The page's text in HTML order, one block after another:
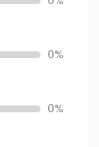
0%
0%